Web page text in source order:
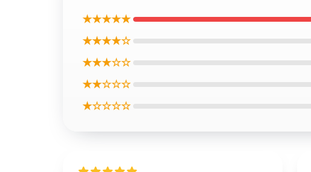
★★★★★
★★★★☆
★★★☆☆
★★☆☆☆
★☆☆☆☆